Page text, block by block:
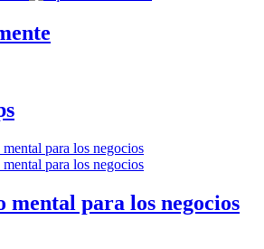
mental para los negocios